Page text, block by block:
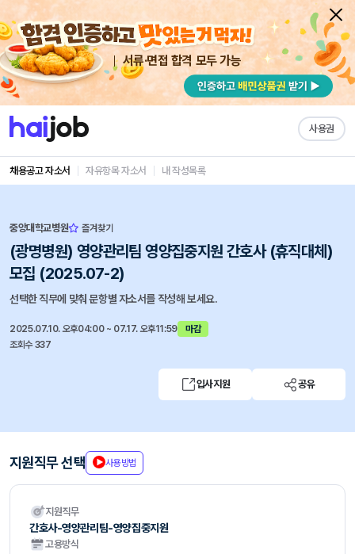
서류·면접 합격 모두 가능
사용권
채용공고 자소서 자유항목 자소서 내 작성목록
중앙대학교병원 즐겨찾기
(광명병원) 영양관리팀 영양집중지원 간호사 (휴직대체)
모집 (2025.07-2)
선택한 직무에 맞춰 문항별 자소서를 작성해 보세요.
2025.07.10. 오후04:00 ~ 07.17. 오후11:59
마감
조회수 337
입사지원 공유
지원직무 선택 사용방법
지원직무
간호사-영양관리팀-영양집중지원
고용방식